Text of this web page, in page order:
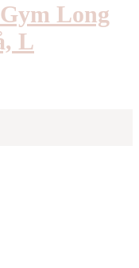
Long
L